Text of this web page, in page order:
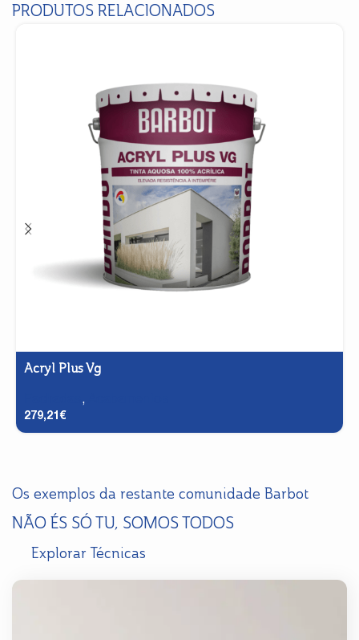
PRODUTOS RELACIONADOS
Acryl Plus Vg
,
279,21€
Os exemplos da restante comunidade Barbot
NÃO ÉS SÓ TU, SOMOS TODOS
Explorar Técnicas